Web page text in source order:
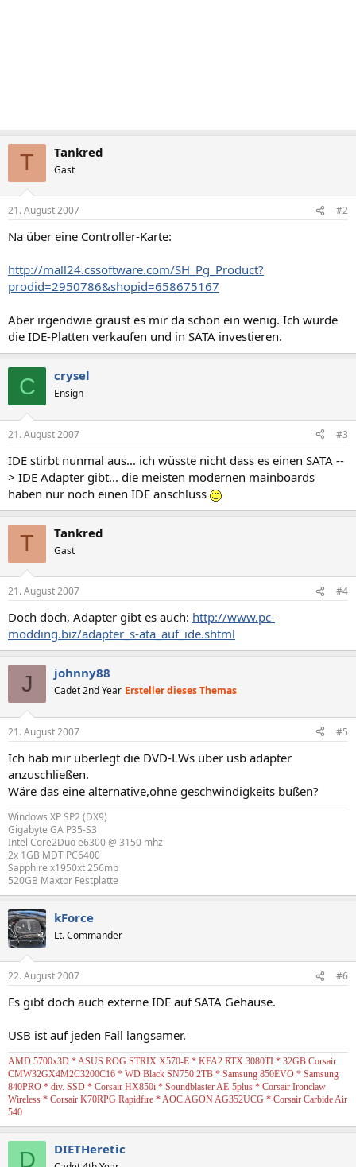
T Tankred
Gast
21. August 2007 #2
Na über eine Controller-Karte:
http://mall24.cssoftware.com/SH_Pg_Product?
prodid=2950786&shopid=658675167
Aber irgendwie graust es mir da schon ein wenig. Ich würde
die IDE-Platten verkaufen und in SATA investieren.
C crysel
Ensign
21. August 2007 #3
IDE stirbt nunmal aus... ich wüsste nicht dass es einen SATA --
> IDE Adapter gibt... die meisten modernen mainboards
haben nur noch einen IDE anschluss
T Tankred
Gast
21. August 2007 #4
Doch doch, Adapter gibt es auch: http://www.pc-
modding.biz/adapter_s-ata_auf_ide.shtml
J johnny88
Cadet 2nd Year Ersteller dieses Themas
21. August 2007 #5
Ich hab mir überlegt die DVD-LWs über usb adapter
anzuschließen.
Wäre das eine alternative,ohne geschwindigkeits bußen?
Windows XP SP2 (DX9)
Gigabyte GA P35-S3
Intel Core2Duo e6300 @ 3150 mhz
2x 1GB MDT PC6400
Sapphire x1950xt 256mb
520GB Maxtor Festplatte
kForce
Lt. Commander
22. August 2007 #6
Es gibt doch auch externe IDE auf SATA Gehäuse.
USB ist auf jeden Fall langsamer.
AMD 5700x3D * ASUS ROG STRIX X570-E * KFA2 RTX 3080TI * 32GB Corsair
CMW32GX4M2C3200C16 * WD Black SN750 2TB * Samsung 850EVO * Samsung
840PRO * div. SSD * Corsair HX850i * Soundblaster AE-5plus * Corsair Ironclaw
Wireless * Corsair K70RPG Rapidfire * AOC AGON AG352UCG * Corsair Carbide Air
540
D DIETHeretic